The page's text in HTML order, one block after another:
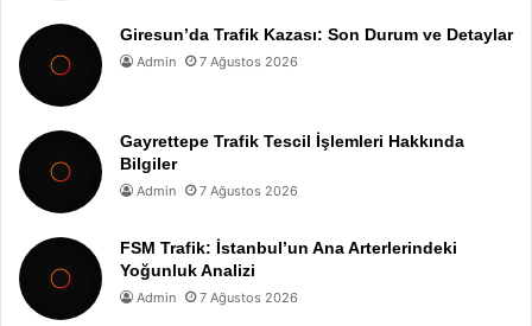
Giresun’da Trafik Kazası: Son Durum ve Detaylar
Admin 7 Ağustos 2026
Gayrettepe Trafik Tescil İşlemleri Hakkında
Bilgiler
Admin 7 Ağustos 2026
FSM Trafik: İstanbul’un Ana Arterlerindeki
Yoğunluk Analizi
Admin 7 Ağustos 2026